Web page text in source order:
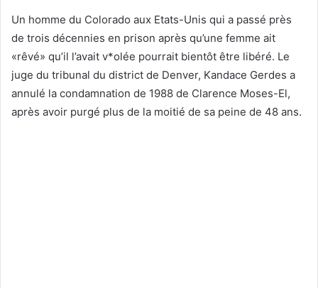
Un homme du Colorado aux Etats-Unis qui a passé près
de trois décennies en prison après qu’une femme ait
«rêvé» qu’il l’avait v*olée pourrait bientôt être libéré. Le
juge du tribunal du district de Denver, Kandace Gerdes a
annulé la condamnation de 1988 de Clarence Moses-El,
après avoir purgé plus de la moitié de sa peine de 48 ans.